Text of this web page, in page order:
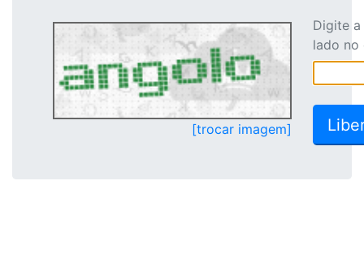
[trocar imagem]
Digite
lado no